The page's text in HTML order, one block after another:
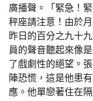
廣播聲。「緊急！
秤座請注意！由於
昨日的百分之九十
員的聲音聽起來像
了戲劇性的絕望。
陣恐慌，這是他患
應。他單戀著住在